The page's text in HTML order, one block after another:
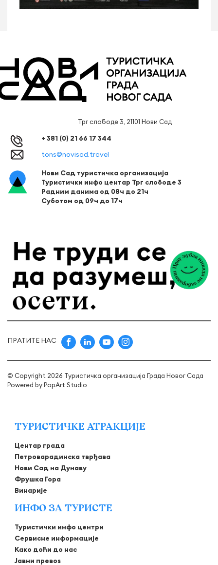
Трг слободе 3, 21101 Нови Сад
+ 381 (0) 21 66 17 344
tons@novisad.travel
Нови Сад туристичка организација
Туристички инфо центар Трг слободе 3
Радним данима од 08ч до 21ч
Суботом од 09ч до 17ч
ПРАТИТЕ НАС
© Copyright 2026 Туристичка организација Града Новог Сада
Powered byPopArt Studio
ТУРИСТИЧКЕ АТРАКЦИЈЕ
Центар града
Петроварадинска тврђава
Нови Сад на Дунаву
Фрушка Гора
Винарије
ИНФО ЗА ТУРИСТЕ
Туристички инфо центри
Сервисне информације
Како доћи до нас
Јавни превоѕ